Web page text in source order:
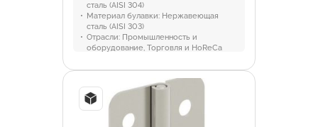
сталь (AISI 304)
Материал булавки: Нержавеющая
сталь (AISI 303)
Отрасли: Промышленность и
оборудование, Торговля и HoReCa